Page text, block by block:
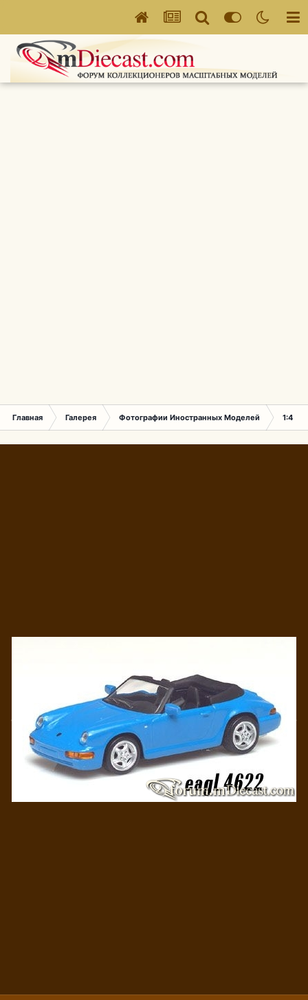
Главная Галерея Фотографии Иностранных Моделей 1:43